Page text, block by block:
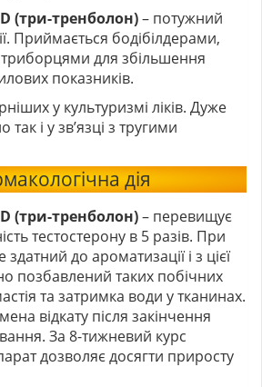
(три-тренболон)– потужний
Приймається бодібілдерами,
для збільшення
показників.
у культуризмі ліків. Дуже
і у зв’язці з тругими
дія
(три-тренболон)– перевищує
тестостерону в 5 разів. При
до ароматизації і з цієї
позбавлений таких побічних
та затримка води у тканинах.
відкату після закінчення
За 8-тижневий курс
дозволяє досягти приросту